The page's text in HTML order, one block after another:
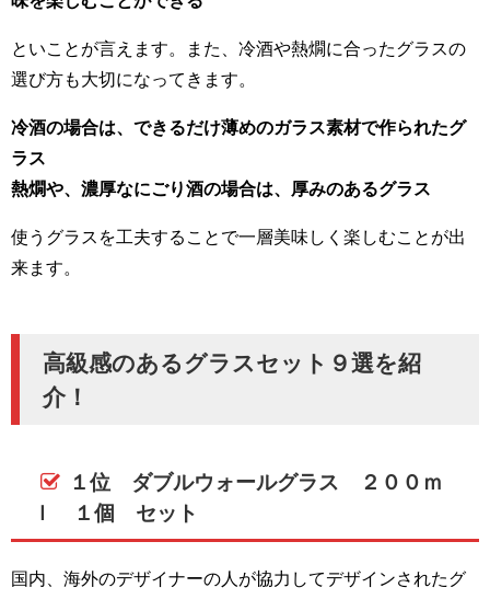
といことが言えます。また、冷酒や熱燗に合ったグラスの
選び方も大切になってきます。
冷酒の場合は、できるだけ薄めのガラス素材で作られたグ
ラス
熱燗や、濃厚なにごり酒の場合は、厚みのあるグラス
使うグラスを工夫することで一層美味しく楽しむことが出
来ます。
高級感のあるグラスセット９選を紹
介！
１位 ダブルウォールグラス ２００ｍ
ｌ １個 セット
国内、海外のデザイナーの人が協力してデザインされたグ